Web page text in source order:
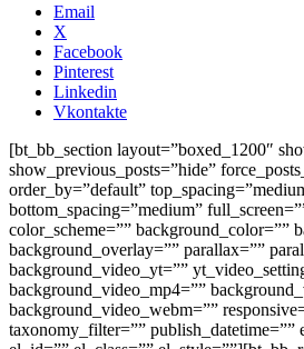
Email
X
Facebook
Pinterest
Linkedin
Vkontakte
[bt_bb_section layout=”boxed_1200″
show_previous_posts=”hide”
order_by=”default”
bottom_spacing=”medium”
color_scheme=”” background_color=””
background_overlay=”” parallax=””
background_video_yt=””
background_video_mp4=””
background_video_webm=””
taxonomy_filter=”” publish_datetime=””